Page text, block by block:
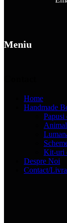
Meniu
Home
Handmade
Papusi
Kit-uri
Despre Noi
Contact/